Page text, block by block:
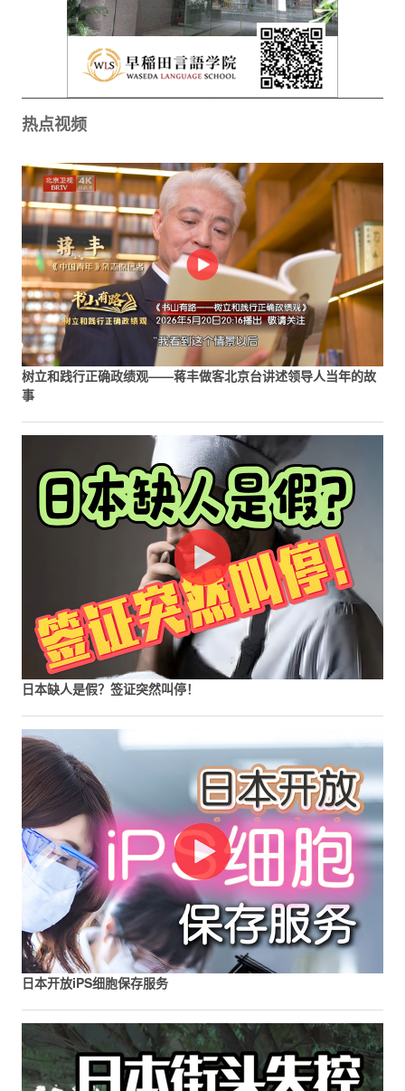
热点视频
树立和践行正确政绩观——蒋丰做客北京台讲述领导人当年的故
事
日本缺人是假？签证突然叫停！
日本开放iPS细胞保存服务